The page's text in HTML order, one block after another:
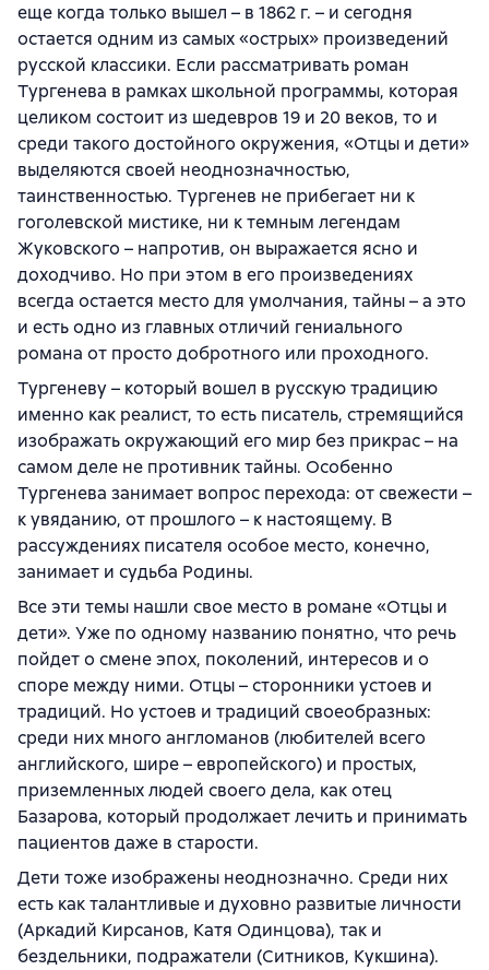
еще когда только вышел – в 1862 г. – и сегодня
остается одним из самых «острых» произведений
русской классики. Если рассматривать роман
Тургенева в рамках школьной программы, которая
целиком состоит из шедевров 19 и 20 веков, то и
среди такого достойного окружения, «Отцы и дети»
выделяются своей неоднозначностью,
таинственностью. Тургенев не прибегает ни к
гоголевской мистике, ни к темным легендам
Жуковского – напротив, он выражается ясно и
доходчиво. Но при этом в его произведениях
всегда остается место для умолчания, тайны – а это
и есть одно из главных отличий гениального
романа от просто добротного или проходного.
Тургеневу – который вошел в русскую традицию
именно как реалист, то есть писатель, стремящийся
изображать окружающий его мир без прикрас – на
самом деле не противник тайны. Особенно
Тургенева занимает вопрос перехода: от свежести –
к увяданию, от прошлого – к настоящему. В
рассуждениях писателя особое место, конечно,
занимает и судьба Родины.
Все эти темы нашли свое место в романе «Отцы и
дети». Уже по одному названию понятно, что речь
пойдет о смене эпох, поколений, интересов и о
споре между ними. Отцы – сторонники устоев и
традиций. Но устоев и традиций своеобразных:
среди них много англоманов (любителей всего
английского, шире – европейского) и простых,
приземленных людей своего дела, как отец
Базарова, который продолжает лечить и принимать
пациентов даже в старости.
Дети тоже изображены неоднозначно. Среди них
есть как талантливые и духовно развитые личности
(Аркадий Кирсанов, Катя Одинцова), так и
бездельники, подражатели (Ситников, Кукшина).